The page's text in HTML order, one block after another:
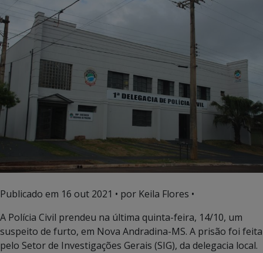
Publicado em 16 out 2021 • por Keila Flores •
A Polícia Civil prendeu na última quinta-feira, 14/10, um
suspeito de furto, em Nova Andradina-MS. A prisão foi feita
pelo Setor de Investigações Gerais (SIG), da delegacia local.